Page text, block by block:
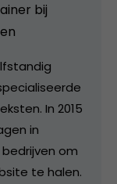
bij
In 2015
in
om
te halen.